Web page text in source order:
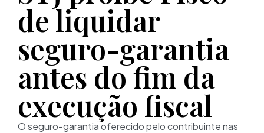
de liquidar
seguro-garantia
antes do fim da
execução fiscal
O seguro-garantia oferecido pelo contribuinte nas